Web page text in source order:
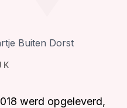
Buiten Dorst
werd opgeleverd,